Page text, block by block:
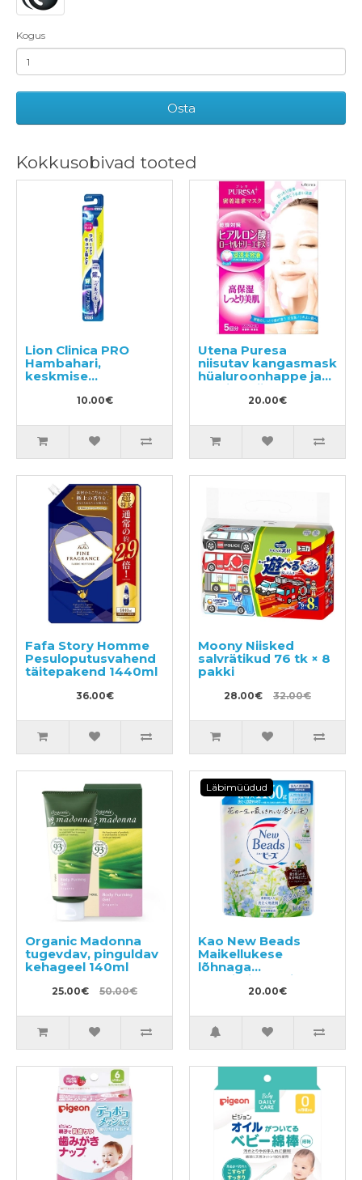
Kogus
Osta
Kokkusobivad tooted
Lion Clinica PRO
Hambahari,
keskmise
10.00€
Utena Puresa
niisutav kangasmask
hüaluroonhappe ja
mesilaspiimaga 5tk
20.00€
Fafa Story Homme
Pesuloputusvahend
täitepakend 1440ml
36.00€
Moony Niisked
salvrätikud 76 tk × 8
pakki
28.00€ 32.00€
Organic Madonna
tugevdav, pinguldav
kehageel 140ml
25.00€ 50.00€
Läbimüüdud
Kao New Beads
Maikellukese
lõhnaga
konditsioneeri
sisaldav pesugeel,
20.00€